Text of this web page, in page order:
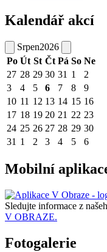
Kalendář akcí
Srpen2026
Po Út St Čt Pá So Ne
27 28 29 30 31 1
2
3
4 5 6 7 8
9
10 11 12 13 14 15 16
17 18 19 20 21 22 23
24 25 26 27 28 29 30
31 1 2 3 4 5 6
Mobilní
Sledujte informace z
V OBRAZE.
Fotogalerie